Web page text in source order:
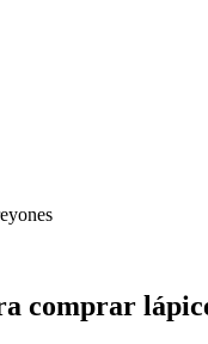
comprar